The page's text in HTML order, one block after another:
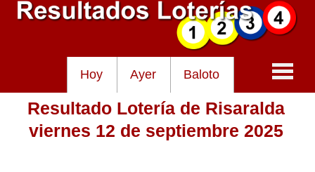
Hoy Ayer Baloto
Baloto
Resultado Lotería de Risaralda
viernes 12 de septiembre 2025